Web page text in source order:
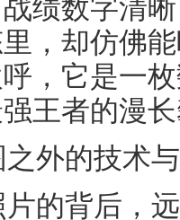
绩数字清
，却仿佛
，它是一
王者的漫
外的技术
的背后，